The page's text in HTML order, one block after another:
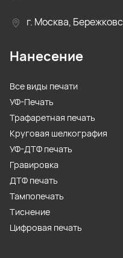
г. Москва,
Нанесение
Все виды печати
УФ-Печать
Трафаретная печать
Круговая шелкография
УФ-ДТФ печать
Гравировка
ДТФ печать
Тампопечать
Тиснение
Цифровая печать